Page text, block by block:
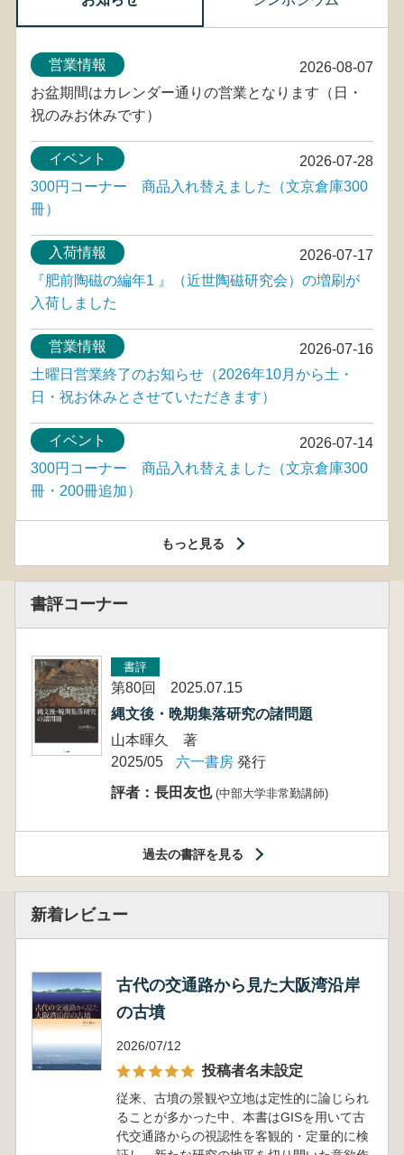
2026-08-07
営業情報
お盆期間はカレンダー通りの営業となります（日・
祝のみお休みです）
2026-07-28
イベント
300円コーナー 商品入れ替えました（文京倉庫300
冊）
2026-07-17
入荷情報
『肥前陶磁の編年1 』（近世陶磁研究会）の増刷が
入荷しました
2026-07-16
営業情報
土曜日営業終了のお知らせ（2026年10月から土・
日・祝お休みとさせていただきます）
2026-07-14
イベント
300円コーナー 商品入れ替えました（文京倉庫300
冊・200冊追加）
もっと見る
書評コーナー
書評
第80回 2025.07.15
縄文後・晩期集落研究の諸問題
山本暉久 著
2025/05
六一書房 発行
評者：長田友也 (中部大学非常勤講師)
過去の書評を見る
新着レビュー
古代の交通路から見た大阪湾沿岸
の古墳
2026/07/12
投稿者名未設定
従来、古墳の景観や立地は定性的に論じられ
ることが多かった中、本書はGISを用いて古
代交通路からの視認性を客観的・定量的に検